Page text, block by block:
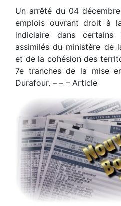
Un arrêté du 04
emplois ouvrant droit à
indiciaire dans certains
assimilés du ministère de
et de la cohésion des
7e tranches de la mise
Durafour. – – – Article